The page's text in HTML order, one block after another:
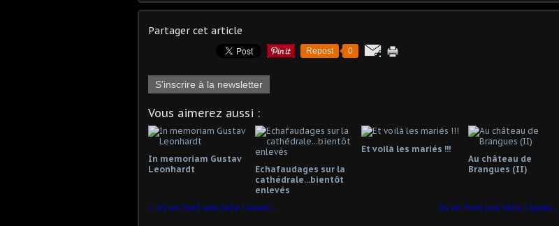
Partager cet article
Repost 0
S'inscrire à la newsletter
Vous aimerez aussi :
In memoriam Gustav
Leonhardt
Echafaudages sur la
cathédrale...bientôt
enlevés
Et voilà les mariés !!!
Au château de
Brangues (II)
Ils en font une tête ! Avant... Ils en font une tête ! Après...